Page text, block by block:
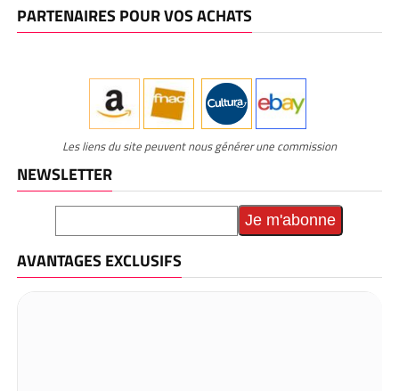
PARTENAIRES POUR VOS ACHATS
Les liens du site peuvent nous générer une commission
NEWSLETTER
AVANTAGES EXCLUSIFS